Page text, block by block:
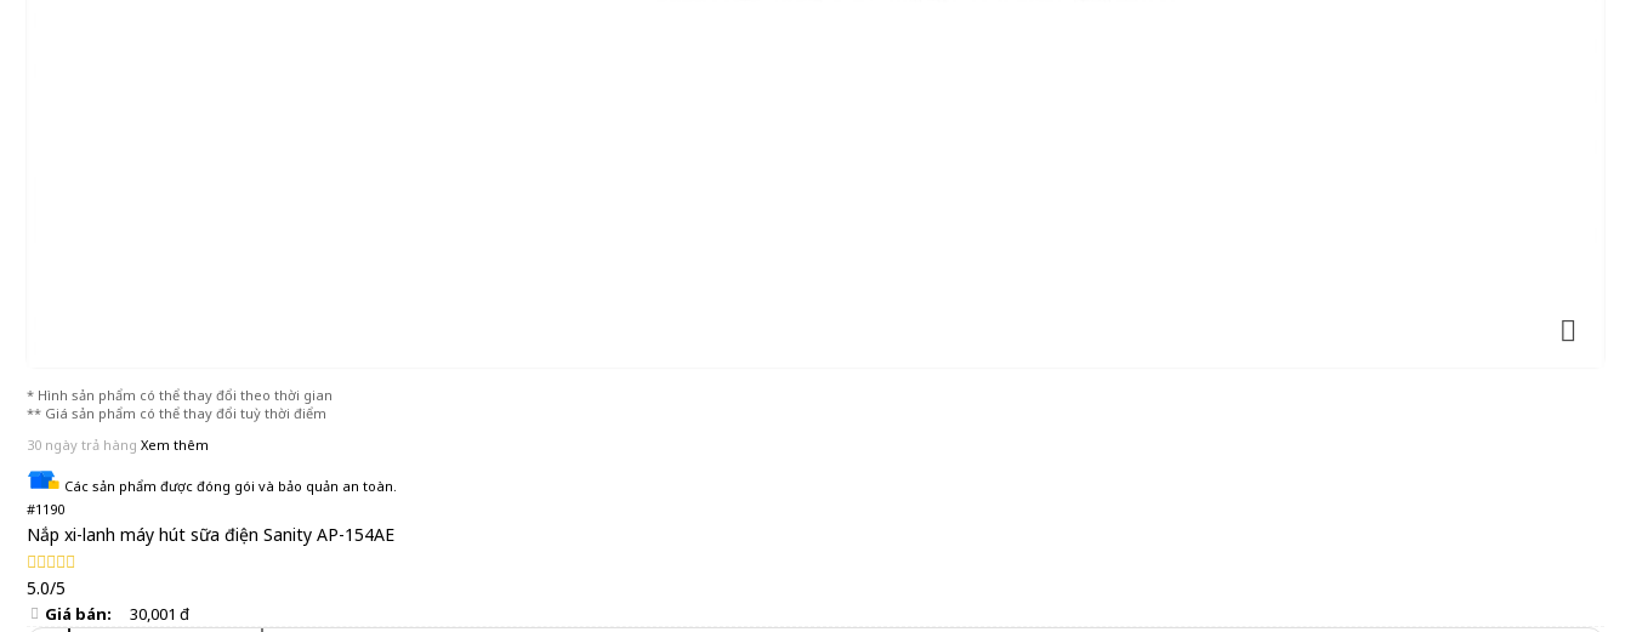
* Hình sản phẩm có thể thay đổi theo thời gian
** Giá sản phẩm có thể thay đổi tuỳ thời điểm
30 ngày trả hàng Xem thêm
Các sản phẩm được đóng gói và bảo quản an toàn.
#1190
Nắp xi-lanh máy hút sữa điện Sanity AP-154AE
5.0/5
Giá bán: 30,001 đ